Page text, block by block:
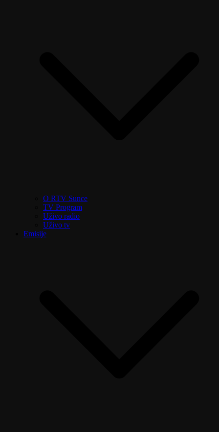
O RTV Sunce
TV Program
Uživo radio
Uživo tv
Emisije